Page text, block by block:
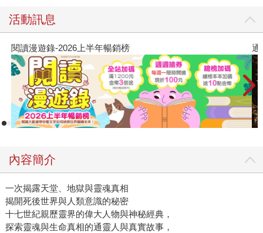
活動訊息
閱讀漫遊錄-2026上半年暢銷榜 通
內容簡介
一次揭露天堂、地獄與靈魂真相
揭開死後世界與人類意識的秘密
十七世紀親歷靈界的偉大人物與神秘經典，
探索靈魂與生命真相的通靈人與真實故事，